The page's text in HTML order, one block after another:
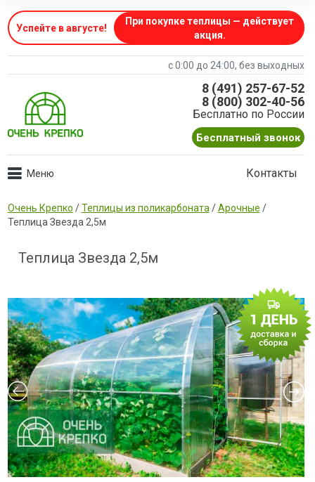
Успейте в августе!
При покупке теплицы — действует
акция.
с 0:00 до 24:00, без выходных
8 (491) 257-67-52
8 (800) 302-40-56
Бесплатно по России
Бесплатный звонок
Контакты
Очень Крепко /Теплицы из поликарбоната /Арочные /
Теплица Звезда 2,5м
Теплица Звезда 2,5м